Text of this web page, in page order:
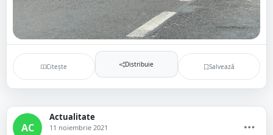
Citește Distribuie Salvează
AC
Actualitate
11 noiembrie 2021